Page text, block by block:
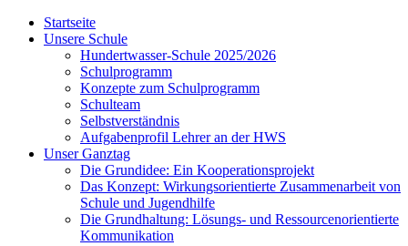
Startseite
Unsere Schule
Hundertwasser-Schule 2025/2026
Schulprogramm
Konzepte zum Schulprogramm
Schulteam
Selbst­ver­ständ­nis
Aufgabenprofil Lehrer an der HWS
Unser Ganztag
Die Grundidee: Ein Kooperationsprojekt
Das Konzept: Wirkungsorientierte Zusammenarbeit von
Schule und Jugendhilfe
Die Grundhaltung: Lösungs- und Ressourcenorientierte
Kommunikation